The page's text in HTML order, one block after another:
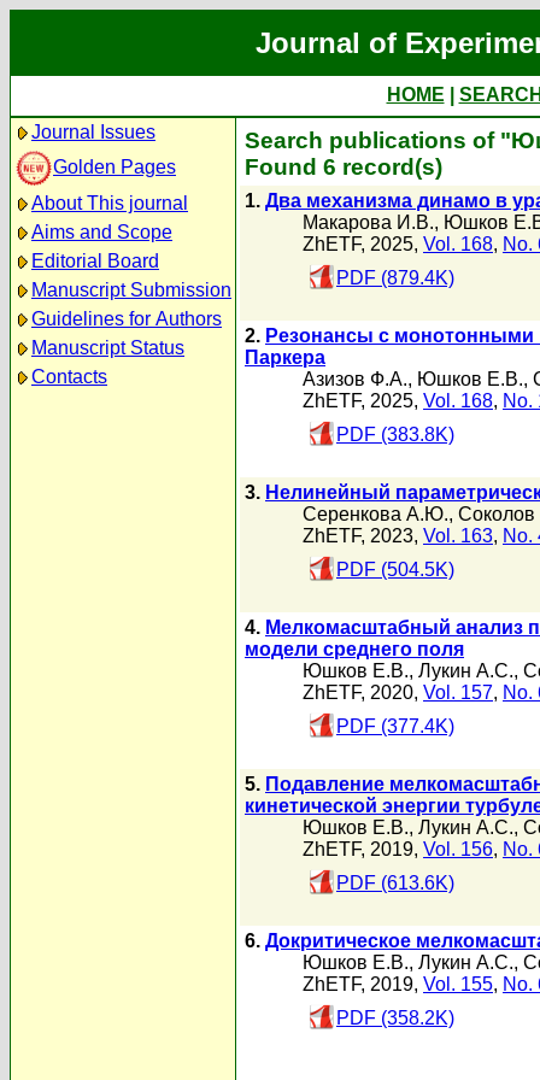
Journal of
HOME
Journal Issues
Golden Pages
About This journal
Aims and Scope
Editorial Board
Manuscript Submission
Guidelines for Authors
Manuscript Status
Contacts
Search publications of
Found 6 record(s)
1. Два механизма динамо в
Макарова И.В., Юшков
ZhETF, 2025, Vol. 168, No.
PDF (879.4K)
2. Резонансы с
Паркера
Азизов Ф.А., Юшков Е.В.,
ZhETF, 2025, Vol. 168, No.
PDF (383.8K)
3. Нелинейный
Серенкова А.Ю.,
ZhETF, 2023, Vol. 163, No.
PDF (504.5K)
4. Мелкомасштабный анализ
модели среднего поля
Юшков Е.В., Лукин А.С.,
ZhETF, 2020, Vol. 157, No.
PDF (377.4K)
5. Подавление
кинетической энергии
Юшков Е.В., Лукин А.С.,
ZhETF, 2019, Vol. 156, No.
PDF (613.6K)
6. Докритическое
Юшков Е.В., Лукин А.С.,
ZhETF, 2019, Vol. 155, No.
PDF (358.2K)